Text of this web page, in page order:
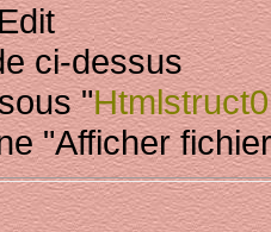
ci-dessus
"
"Afficher